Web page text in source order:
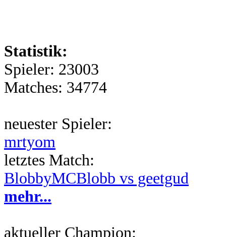
Statistik:
Spieler: 23003
Matches: 34774
neuester Spieler:
mrtyom
letztes Match:
BlobbyMCBlobb vs geetgud
mehr...
aktueller Champion: